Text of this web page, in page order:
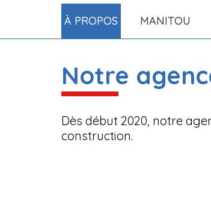
À PROPOS MANITOU
Notre
Dès début 2020, notre
construction.